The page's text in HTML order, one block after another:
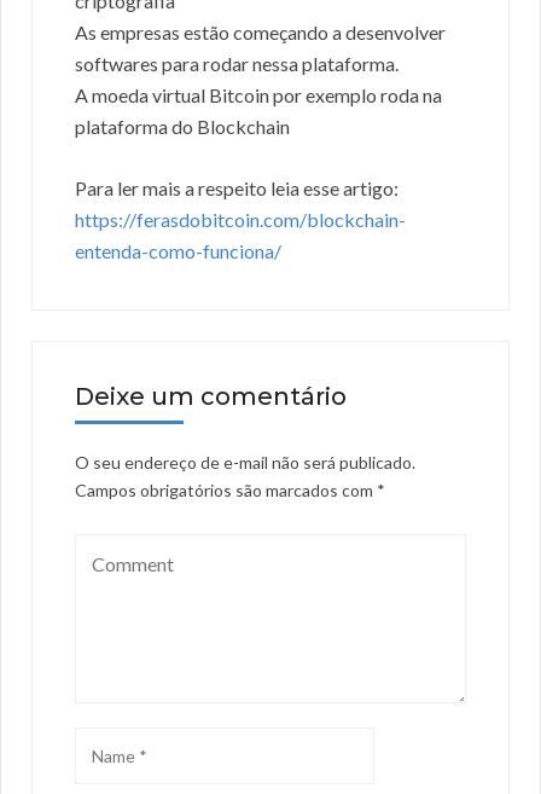
As empresas estão começando a desenvolver
softwares para rodar nessa plataforma.
A moeda virtual Bitcoin por exemplo roda na
plataforma do Blockchain
Para ler mais a respeito leia esse artigo:
https://ferasdobitcoin.com/blockchain-
entenda-como-funciona/
Deixe um comentário
O seu endereço de e-mail não será publicado.
Campos obrigatórios são marcados com *